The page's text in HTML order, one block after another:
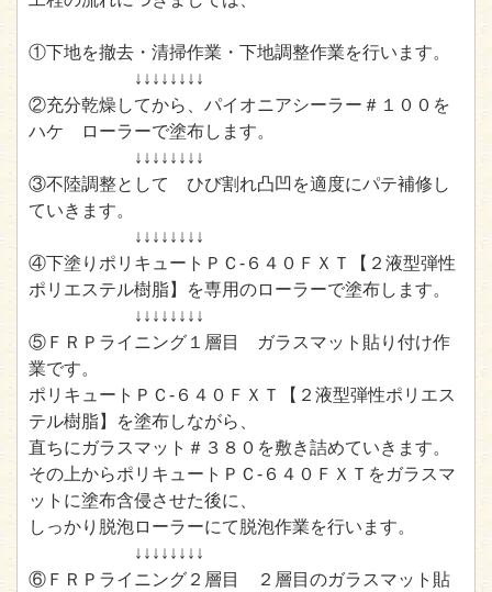
①下地を撤去・清掃作業・下地調整作業を行います。
↓↓↓↓↓↓↓↓
②充分乾燥してから、パイオニアシーラー＃１００を
ハケ ローラーで塗布します。
↓↓↓↓↓↓↓↓
③不陸調整として ひび割れ凸凹を適度にパテ補修し
ていきます。
↓↓↓↓↓↓↓↓
④下塗りポリキュートＰＣ-６４０ＦＸＴ【２液型弾性
ポリエステル樹脂】を専用のローラーで塗布します。
↓↓↓↓↓↓↓↓
⑤ＦＲＰライニング１層目 ガラスマット貼り付け作
業です。
ポリキュートＰＣ-６４０ＦＸＴ【２液型弾性ポリエス
テル樹脂】を塗布しながら、
直ちにガラスマット＃３８０を敷き詰めていきます。
その上からポリキュートＰＣ-６４０ＦＸＴをガラスマ
ットに塗布含侵させた後に、
しっかり脱泡ローラーにて脱泡作業を行います。
↓↓↓↓↓↓↓↓
⑥ＦＲＰライニング２層目 ２層目のガラスマット貼